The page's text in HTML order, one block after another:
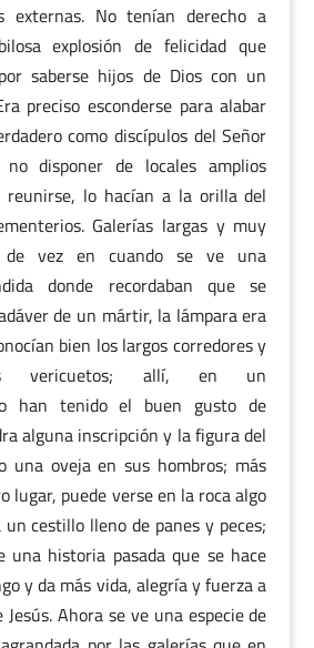
externas. No tenían derecho a
explosión de felicidad que
saberse hijos de Dios con un
preciso esconderse para alabar
como discípulos del Señor
no disponer de locales amplios
reunirse, lo hacían a la orilla del
Galerías largas y muy
de vez en cuando se ve una
donde recordaban que se
de un mártir, la lámpara era
bien los largos corredores y
vericuetos; allí, en un
han tenido el buen gusto de
alguna inscripción y la figura del
una oveja en sus hombros; más
lugar, puede verse en la roca algo
un cestillo lleno de panes y peces;
una historia pasada que se hace
y da más vida, alegría y fuerza a
Jesús. Ahora se ve una especie de